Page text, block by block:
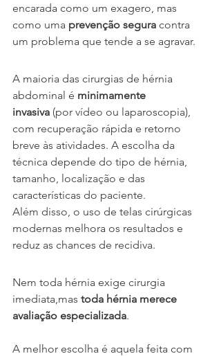
encarada como um exagero, mas
como uma prevenção segura contra
um problema que tende a se agravar.
A maioria das cirurgias de hérnia
abdominal é minimamente
invasiva (por vídeo ou laparoscopia),
com recuperação rápida e retorno
breve às atividades. A escolha da
técnica depende do tipo de hérnia,
tamanho, localização e das
características do paciente.
Além disso, o uso de telas cirúrgicas
modernas melhora os resultados e
reduz as chances de recidiva.
Nem toda hérnia exige cirurgia
imediata,mas toda hérnia merece
avaliação especializada.
A melhor escolha é aquela feita com